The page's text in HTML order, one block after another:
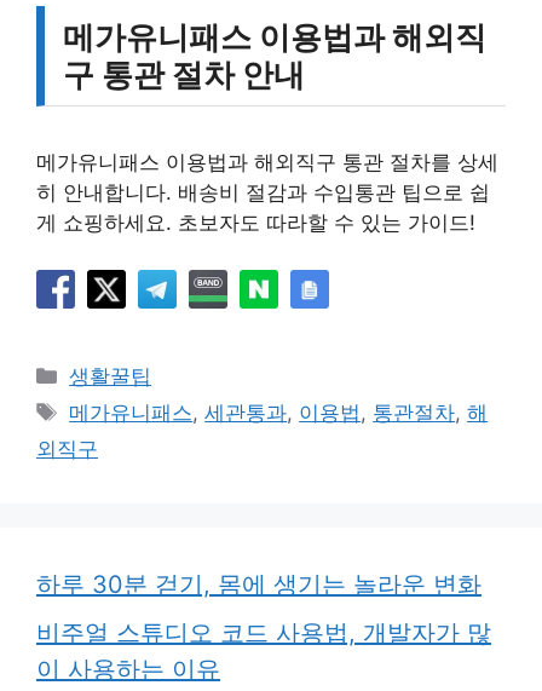
메가유니패스 이용법과 해외직
구 통관 절차 안내
메가유니패스 이용법과 해외직구 통관 절차를 상세
히 안내합니다. 배송비 절감과 수입통관 팁으로 쉽
게 쇼핑하세요. 초보자도 따라할 수 있는 가이드!
카
테
고
리
생활꿀팁
태
그
메가유니패스,세관통과, 이용법 , 통관절차,해
외직구
하루 30분 걷기, 몸에 생기는 놀라운 변화
비주얼 스튜디오 코드 사용법, 개발자가 많
이 사용하는 이유